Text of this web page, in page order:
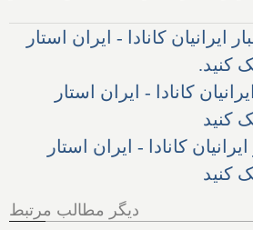
ایرانیان کانادا - ایران استار
کنید.
کانادا - ایران استار
کنید
کانادا - ایران استار
کنید
دیگر مطالب مرتبط